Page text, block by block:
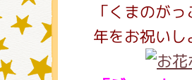
「くまのが
年をお祝いし
ミュージ